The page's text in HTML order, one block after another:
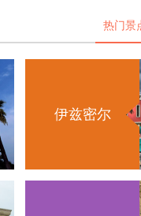
热门景
伊兹密尔